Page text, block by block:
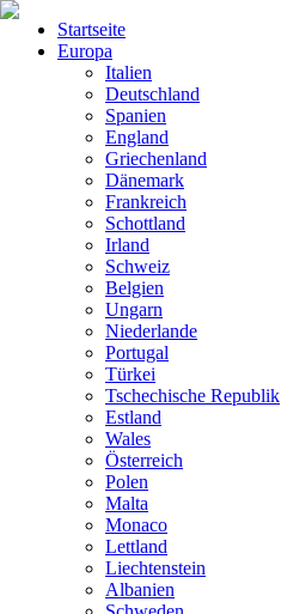
Startseite
Europa
Italien
Deutschland
Spanien
England
Griechenland
Dänemark
Frankreich
Schottland
Irland
Schweiz
Belgien
Ungarn
Niederlande
Portugal
Türkei
Tschechische Republik
Estland
Wales
Österreich
Polen
Malta
Monaco
Lettland
Liechtenstein
Albanien